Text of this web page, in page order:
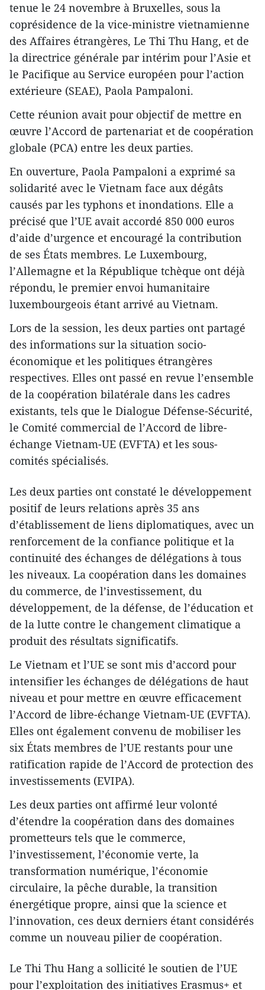
tenue le 24 novembre à Bruxelles, sous la
coprésidence de la vice-ministre vietnamienne
des Affaires étrangères, Le Thi Thu Hang, et de
la directrice générale par intérim pour l’Asie et
le Pacifique au Service européen pour l’action
extérieure (SEAE), Paola Pampaloni.
Cette réunion avait pour objectif de mettre en
œuvre l’Accord de partenariat et de coopération
globale (PCA) entre les deux parties.
En ouverture, Paola Pampaloni a exprimé sa
solidarité avec le Vietnam face aux dégâts
causés par les typhons et inondations. Elle a
précisé que l’UE avait accordé 850 000 euros
d’aide d’urgence et encouragé la contribution
de ses États membres. Le Luxembourg,
l’Allemagne et la République tchèque ont déjà
répondu, le premier envoi humanitaire
luxembourgeois étant arrivé au Vietnam.
Lors de la session, les deux parties ont partagé
des informations sur la situation socio-
économique et les politiques étrangères
respectives. Elles ont passé en revue l’ensemble
de la coopération bilatérale dans les cadres
existants, tels que le Dialogue Défense-Sécurité,
le Comité commercial de l’Accord de libre-
échange Vietnam-UE (EVFTA) et les sous-
comités spécialisés.
Les deux parties ont constaté le développement
positif de leurs relations après 35 ans
d’établissement de liens diplomatiques, avec un
renforcement de la confiance politique et la
continuité des échanges de délégations à tous
les niveaux. La coopération dans les domaines
du commerce, de l’investissement, du
développement, de la défense, de l’éducation et
de la lutte contre le changement climatique a
produit des résultats significatifs.
Le Vietnam et l’UE se sont mis d’accord pour
intensifier les échanges de délégations de haut
niveau et pour mettre en œuvre efficacement
l’Accord de libre-échange Vietnam-UE (EVFTA).
Elles ont également convenu de mobiliser les
six États membres de l’UE restants pour une
ratification rapide de l’Accord de protection des
investissements (EVIPA).
Les deux parties ont affirmé leur volonté
d’étendre la coopération dans des domaines
prometteurs tels que le commerce,
l’investissement, l’économie verte, la
transformation numérique, l’économie
circulaire, la pêche durable, la transition
énergétique propre, ainsi que la science et
l’innovation, ces deux derniers étant considérés
comme un nouveau pilier de coopération.
Le Thi Thu Hang a sollicité le soutien de l’UE
pour l’exploitation des initiatives Erasmus+ et